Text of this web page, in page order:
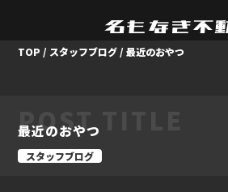
TOP / スタッフブログ /最近のおやつ
POST TITLE
最近のおやつ
スタッフブログ